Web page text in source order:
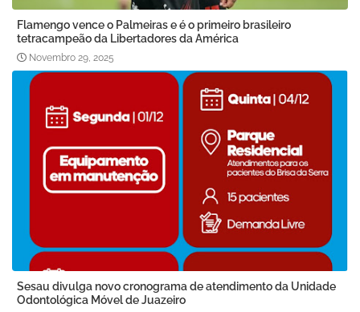
Flamengo vence o Palmeiras e é o primeiro brasileiro
tetracampeão da Libertadores da América
Novembro 29, 2025
Sesau divulga novo cronograma de atendimento da Unidade
Odontológica Móvel de Juazeiro